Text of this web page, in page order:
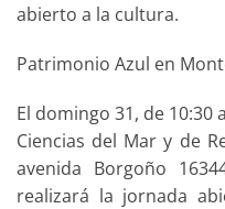
abierto a la cultura.
Patrimonio Azul en
El domingo 31, de 10:30
Ciencias del Mar y de
avenida Borgoño
realizará la jornada